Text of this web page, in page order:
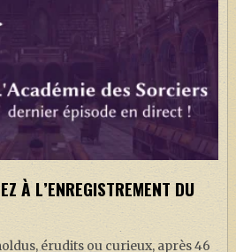
À L’ENREGISTREMENT DU
érudits ou curieux, après 46